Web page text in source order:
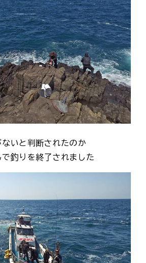
ないと判断されたのか
釣りを終了されました